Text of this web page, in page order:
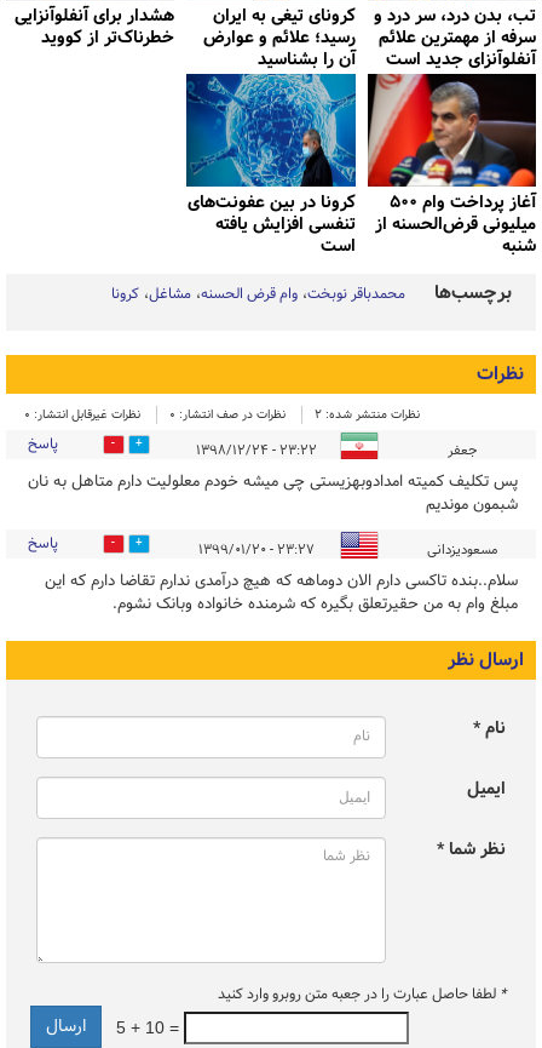
تب، بدن درد، سر درد و
سرفه از مهمترین علائم
آنفلوآنزای جدید است
کرونای تیغی به ایران
رسید؛ علائم و عوارض
آن را بشناسید
هشدار برای آنفلوآنزایی
خطرناک‌تر از کووید
آغاز پرداخت وام ۵۰۰
میلیونی قرض‌الحسنه از
شنبه
کرونا در بین عفونت‌های
تنفسی افزایش یافته
است
برچسب‌ها محمدباقر نوبخت وام قرض الحسنه مشاغل کرونا
نظرات
نظرات منتشر شده: 2 نظرات در صف انتشار: 0 نظرات غیرقابل انتشار: 0
جعفر ۲۳:۲۲ - ۱۳۹۸/۱۲/۲۴ 0 پاسخ
پس تکلیف کمیته امدادوبهزیستی چی میشه خودم معلولیت دارم متاهل به نان
شبمون موندیم
مسعودیزدانی ۲۳:۲۷ - ۱۳۹۹/۰۱/۲۰ 0 پاسخ
سلام..بنده تاکسی دارم الان دوماهه که هیچ درآمدی ندارم تقاضا دارم که این
مبلغ وام به من حقیرتعلق بگیره که شرمنده خانواده وبانک نشوم.
ارسال نظر
نام *
ایمیل
نظر شما *
* لطفا حاصل عبارت را در جعبه متن روبرو وارد کنید
5 + 10 =